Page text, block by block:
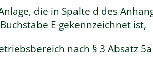
die in Spalte d des
E gekennzeichnet ist,
nach § 3 Absatz